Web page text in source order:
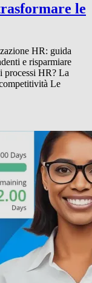
le
HR: guida
e risparmiare
processi HR? La
Le